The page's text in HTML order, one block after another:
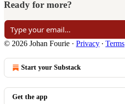
Ready for more?
© 2026 Johan Fourie · Privacy ∙ Terms
Start your Substack
Get the app